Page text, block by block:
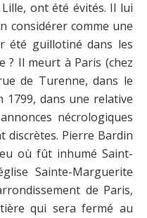
ont été évités. Il lui
considérer comme une
été guillotiné dans les
? Il meurt à Paris (chez
de Turenne, dans le
dans une relative
nécrologiques
discrètes. Pierre Bardin
où fût inhumé Saint-
Sainte-Marguerite
de Paris,
qui sera fermé au